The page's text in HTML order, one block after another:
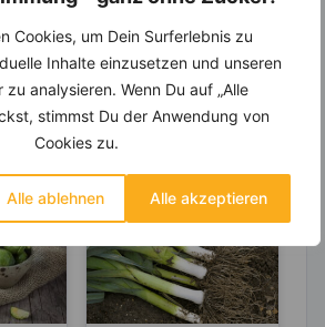
Cookies, um Dein Surferlebnis zu
Inhalte einzusetzen und unseren
zu analysieren. Wenn Du auf „Alle
stimmst Du der Anwendung von
Cookies zu.
Alle ablehnen Alle akzeptieren
über die Zutaten